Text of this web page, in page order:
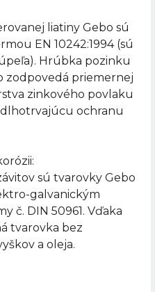
liatiny Gebo sú
EN 10242:1994 (sú
Hrúbka pozinku
zodpovedá priemernej
zinkového povlaku
ochranu
sú tvarovky Gebo
galvanickým
č. DIN 50961. Vďaka
tvarovka bez
a oleja.